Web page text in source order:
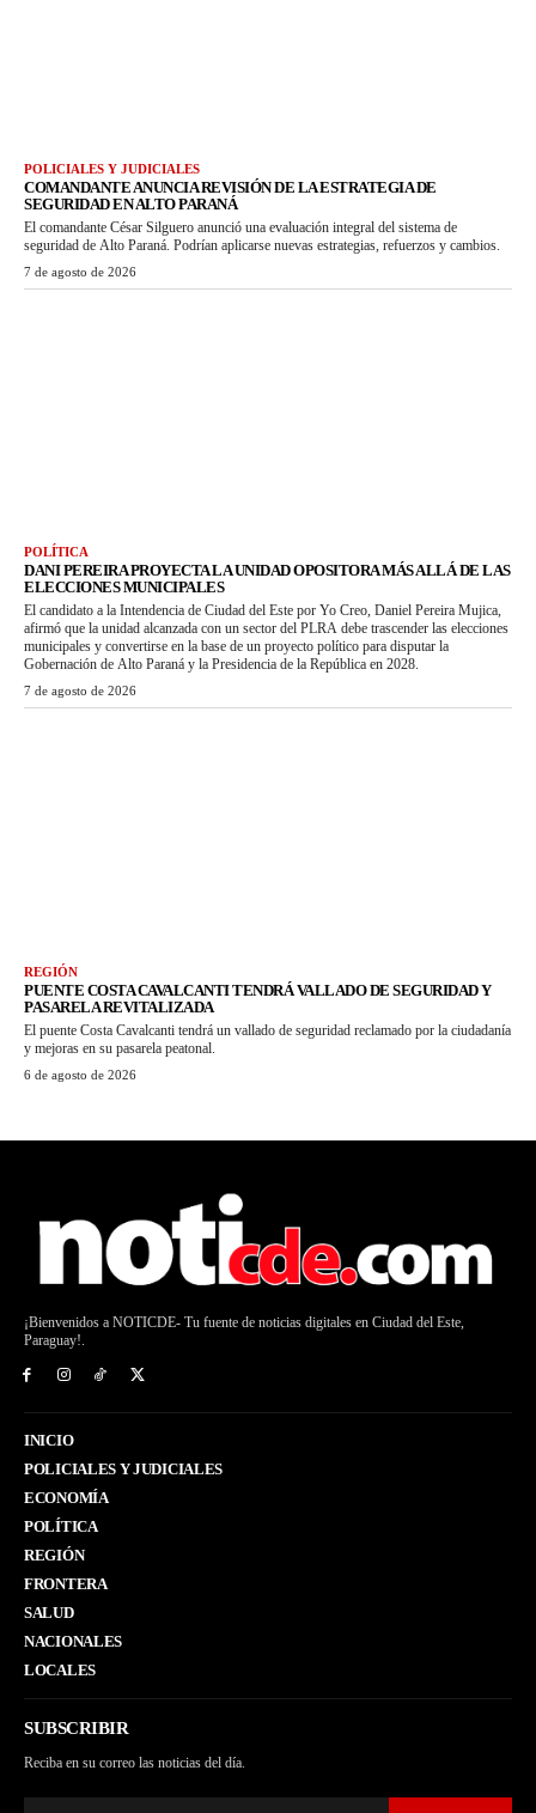
POLICIALES Y JUDICIALES
COMANDANTE ANUNCIA REVISIÓN DE LA ESTRATEGIA DE
SEGURIDAD EN ALTO PARANÁ
El comandante César Silguero anunció una evaluación integral del sistema de
seguridad de Alto Paraná. Podrían aplicarse nuevas estrategias, refuerzos y cambios.
7 de agosto de 2026
POLÍTICA
DANI PEREIRA PROYECTA LA UNIDAD OPOSITORA MÁS ALLÁ DE LAS
ELECCIONES MUNICIPALES
El candidato a la Intendencia de Ciudad del Este por Yo Creo, Daniel Pereira Mujica,
afirmó que la unidad alcanzada con un sector del PLRA debe trascender las elecciones
municipales y convertirse en la base de un proyecto político para disputar la
Gobernación de Alto Paraná y la Presidencia de la República en 2028.
7 de agosto de 2026
REGIÓN
PUENTE COSTA CAVALCANTI TENDRÁ VALLADO DE SEGURIDAD Y
PASARELA REVITALIZADA
El puente Costa Cavalcanti tendrá un vallado de seguridad reclamado por la ciudadanía
y mejoras en su pasarela peatonal.
6 de agosto de 2026
¡Bienvenidos a NOTICDE- Tu fuente de noticias digitales en Ciudad del Este,
Paraguay!.
INICIO
POLICIALES Y JUDICIALES
ECONOMÍA
POLÍTICA
REGIÓN
FRONTERA
SALUD
NACIONALES
LOCALES
SUBSCRIBIR
Reciba en su correo las noticias del día.